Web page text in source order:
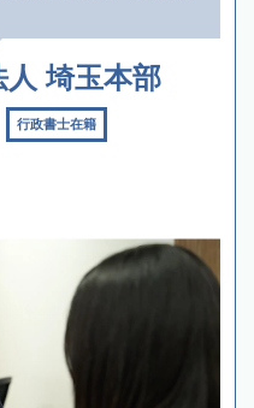
人 埼玉本部
行政書士在籍